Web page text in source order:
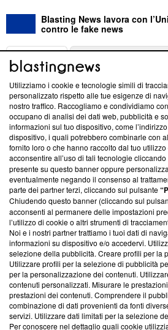
Blasting News lavora con
contro le fake news
ABOUT
Questa sezione offre informazioni
News, sui nostri processi editoriali e
creare news di qualità. Inoltre, afferma
‘Trust Project - News with Integrity’
ancora membro del programma, ma
parte; Trust Project non ha ancora
conformità agli standard.
Su di noi
Team editoriale
Corporate
Redazione
Informativa Privacy
Cookie Policy
Blasting SA, IDI CHE-247.845.224, Via
Utilizziamo i cookie e tecnologie simili di
personalizzato rispetto alle tue esigenze di
nostro traffico. Raccogliamo e condividiamo
occupano di analisi dei dati web, pubblicità e
informazioni sul tuo dispositivo, come
dispositivo, i quali potrebbero combinarle con
fornito loro o che hanno raccolto dal tuo
acconsentire all’uso di tali tecnologie
presente su questo banner oppure
eventualmente negando il consenso al
parte dei partner terzi, cliccando sul pulsante
Chiudendo questo banner (cliccando sul
acconsenti al permanere delle impostazioni
l’utilizzo di cookie o altri strumenti di
Noi e i nostri partner trattiamo i tuoi dati di
informazioni su dispositivo e/o accedervi.
selezione della pubblicità. Creare profili per la
Utilizzare profili per la selezione di pubblicità
per la personalizzazione dei contenuti.
contenuti personalizzati. Misurare le
prestazioni dei contenuti. Comprendere il
combinazione di dati provenienti da fonti
servizi. Utilizzare dati limitati per la selezione
Per conoscere nel dettaglio quali cookie